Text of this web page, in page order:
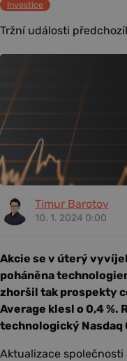
Investice
Tržní události
Timur Barotov
10. 1. 2024 0:00
Akcie se v úterý
poháněna
zhoršil tak prospekty
Average klesl o 0,4 %.
technologický Nasdaq
Aktualizace